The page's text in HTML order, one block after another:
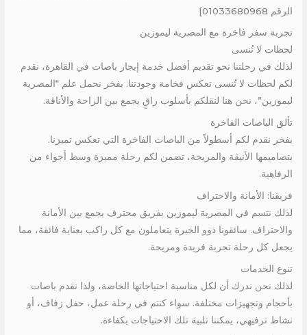
الرقم 01033680968]
تجربة سفر فاخرة مع المصرية ليموزين
لحظات لا تُنسى
لذلك في رحلتنا نحو تقديم أفضل خدمة إيجار باصات في القاهرة، نقدم
لكم لحظات لا تُنسى تعكس فخامة وجودتنا. بفخر نحمل علم “المصرية
ليموزين”، نحن هنا لنقلكم بأسلوب راقٍ يجمع بين الراحة والأناقة.
تألق الباصات الفاخرة
بفخر نقدم لكم أسطولاً من الباصات الفاخرة التي تعكس تميزنا.
بتصاميمها الأنيقة والمريحة، تضمن لكم رحلة مميزة وسط أجواء من
الرفاهية.
فريقنا: الأمانة والاحتراف
لذلك نتسم في المصرية ليموزين بفريق محترف يجمع بين الأمانة
والاحتراف. سائقونا ذوو الخبرة يتعاملون مع كل راكب بعناية فائقة، مما
يجعل كل رحلة تجربة فريدة ومريحة.
تنوع الخدمات
لذلك نحن ندرك أن لكل مناسبة احتياجاتها الخاصة، ولذا نقدم باصات
بأحجام وتجهيزات مختلفة. سواء كنتم في رحلة عمل، حفل زفاف، أو
نشاط ترفيهي، يمكننا تلبية تلك الاحتياجات بكفاءة.